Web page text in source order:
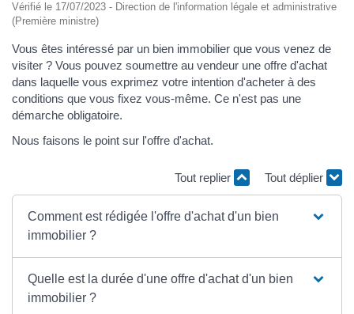
Vérifié le 17/07/2023 - Direction de l'information légale et administrative
(Première ministre)
Vous êtes intéressé par un bien immobilier que vous venez de
visiter ? Vous pouvez soumettre au vendeur une offre d'achat
dans laquelle vous exprimez votre intention d'acheter à des
conditions que vous fixez vous-même. Ce n'est pas une
démarche obligatoire.
Nous faisons le point sur l'offre d'achat.
Tout replier Tout déplier
Comment est rédigée l'offre d'achat d'un bien
immobilier ?
Quelle est la durée d'une offre d'achat d'un bien
immobilier ?